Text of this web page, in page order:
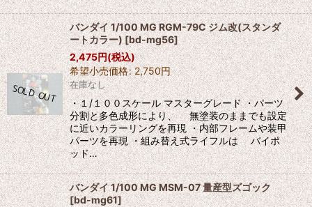
バンダイ 1/100 MG RGM-79C ジム改(スタンダ
ートカラー) [bd-mg56]
2,475円(税込)
希望小売価格: 2,750円
在庫なし
・１/１００スケール マスターグレード ・パーツ
分割と多色成形により、 無塗装のままでも設定
に近いカラーリングを再現 ・内部フレームや装甲
パーツを再現 ・組み替え式ライフルは バイポ
ッド…
バンダイ 1/100 MG MSM-07 量産型ズゴック
[bd-mg61]